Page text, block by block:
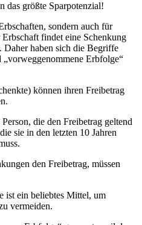
das größte Sparpotenzial!
sondern auch für
findet eine Schenkung
Daher haben sich die Begriffe
Erbfolge“
können ihren Freibetrag
die den Freibetrag geltend
sie in den letzten 10 Jahren
den Freibetrag, müssen
ist ein beliebtes Mittel, um
vermeiden.